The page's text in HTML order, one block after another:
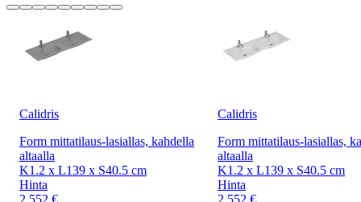
Calidris
Form mittatilaus-lasiallas, kahdella
altaalla
K1.2 x L139 x S40.5 cm
Hinta
Calidris
Form mittatilaus-lasiallas,
altaalla
K1.2 x L139 x S40.5 cm
Hinta